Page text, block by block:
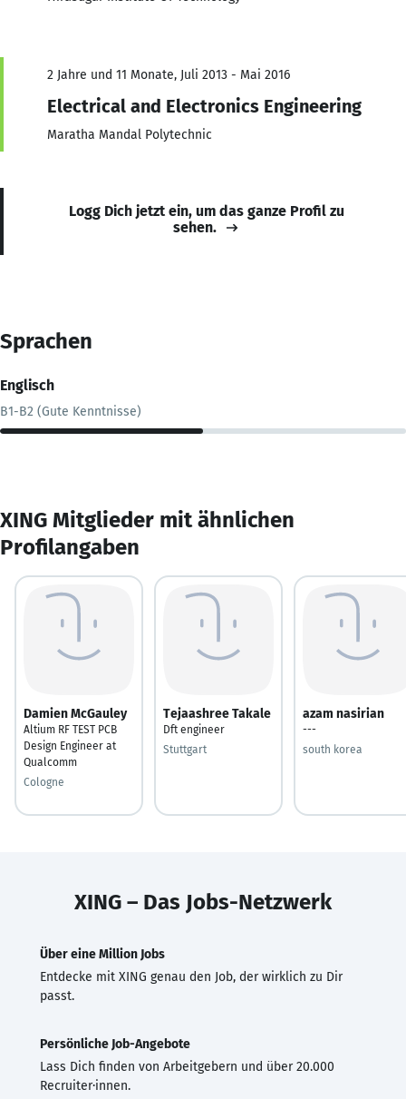
2 Jahre und 11 Monate, Juli 2013 - Mai 2016
Electrical and Electronics Engineering
Maratha Mandal Polytechnic
Logg Dich jetzt ein, um das ganze Profil zu
sehen.
Sprachen
Englisch
B1-B2 (Gute Kenntnisse)
XING Mitglieder mit ähnlichen
Profilangaben
Damien McGauley
Altium RF TEST PCB
Design Engineer at
Qualcomm
Cologne
Tejaashree Takale
Dft engineer
Stuttgart
azam nasirian
---
south korea
XING – Das Jobs-Netzwerk
Über eine Million Jobs
Entdecke mit XING genau den Job, der wirklich zu Dir
passt.
Persönliche Job-Angebote
Lass Dich finden von Arbeitgebern und über 20.000
Recruiter·innen.